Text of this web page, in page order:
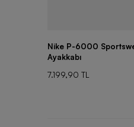
Nike P-6000
Ayakkabı
7.199,90 TL